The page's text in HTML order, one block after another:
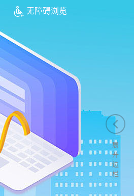
无障碍浏览
展
开
边
栏